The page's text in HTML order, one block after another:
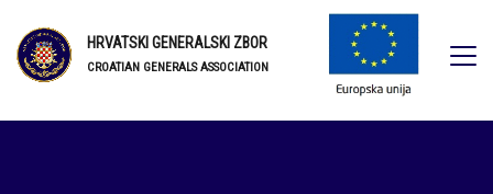
HRVATSKI GENERALSKI ZBOR
CROATIAN GENERALS ASSOCIATION